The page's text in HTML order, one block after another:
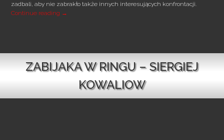
zadbali, aby nie zabrakło także innych interesujących konfrontacji.
Continue reading BRONER ZMIERZY SIĘ Z MOLINĄ NA GALI MAYWEATHER
→
ZABIJAKA W RINGU – SIERGIEJ
KOWALIOW